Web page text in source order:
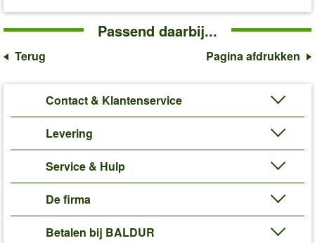
Passend daarbij...
Terug Pagina afdrukken
Contact & Klantenservice
Levering
Service & Hulp
De firma
Betalen bij BALDUR